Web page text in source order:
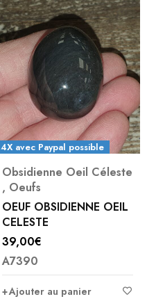
4X avec Paypal possible
Obsidienne Oeil Céleste
, Oeufs
OEUF OBSIDIENNE OEIL
CELESTE
39,00€
A7390
Ajouter au panier